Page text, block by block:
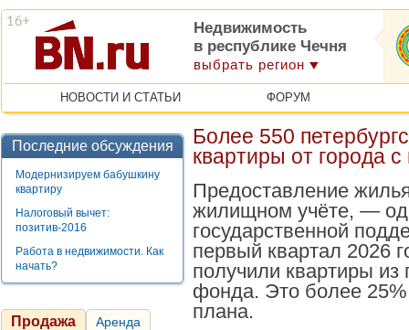
Недвижимость
в республике Чечня
выбрать регион
НОВОСТИ И СТАТЬИ ФОРУМ
Последние обсуждения
Модернизируем бабушкину
квартиру
Налоговый вычет:
позитив-2016
Работа в недвижимости. Как
начать?
Продажа Аренда
Более 550
квартиры от города с
Предоставление
жилищном учёте, —
государственной
первый квартал 2026
получили квартиры из
фонда. Это более
плана.